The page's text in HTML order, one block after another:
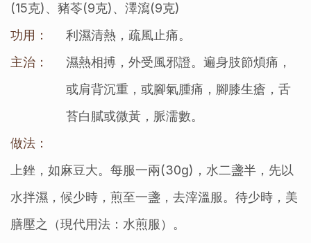
(15克)、豬苓(9克)、澤瀉(9克)
功用：
利濕清熱，疏風止痛。
主治：
濕熱相搏，外受風邪證。遍身肢節煩痛，
或肩背沉重，或腳氣腫痛，腳膝生瘡，舌
苔白膩或微黃，脈濡數。
做法：
上銼，如麻豆大。每服一兩(30g)，水二盞半，先以
水拌濕，候少時，煎至一盞，去滓溫服。待少時，美
膳壓之（現代用法：水煎服）。